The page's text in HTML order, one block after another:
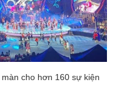
cho hơn 160 sự kiện